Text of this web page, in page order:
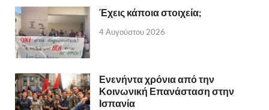
Έχεις κάποια στοιχεία;
4 Αυγούστου 2026
Ενενήντα χρόνια από την
Κοινωνική Επανάσταση στην
Ισπανία